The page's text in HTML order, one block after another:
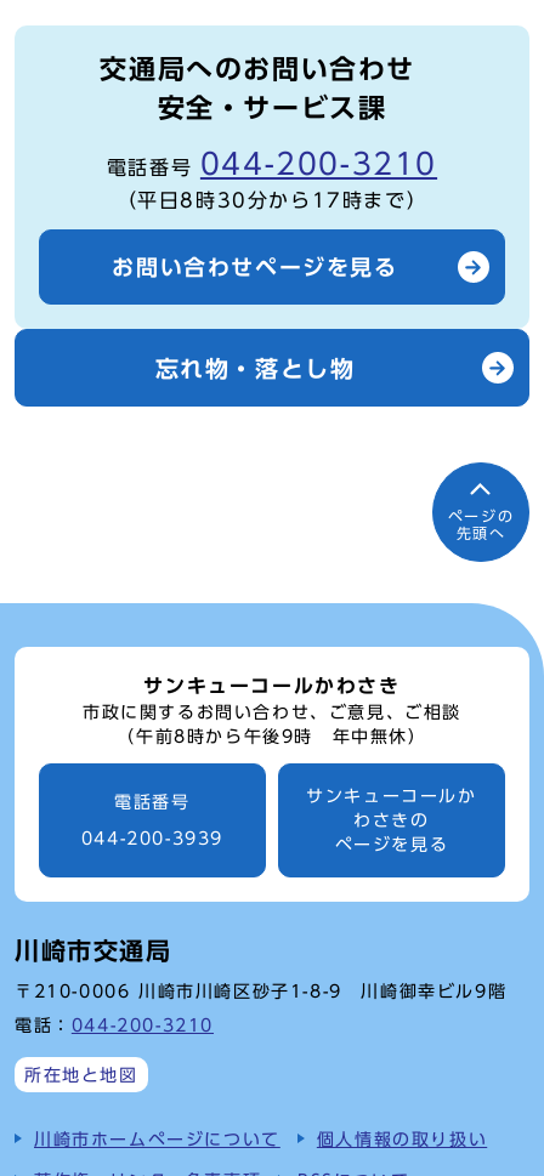
交通局へのお問い合わせ
安全・サービス課
電話番号 044-200-3210
（平日8時30分から17時まで）
お問い合わせページを見る
忘れ物・落とし物
ページの
先頭へ
サンキューコールかわさき
市政に関するお問い合わせ、ご意見、ご相談
（午前8時から午後9時 年中無休）
電話番号
044-200-3939
サンキューコールか
わさきの
ページを見る
川崎市交通局
〒210-0006 川崎市川崎区砂子1-8-9 川崎御幸ビル9階
電話： 044-200-3210
所在地と地図
川崎市ホームページについて 個人情報の取り扱い